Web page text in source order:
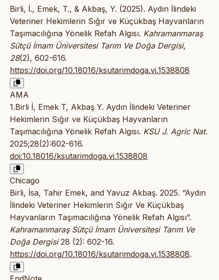
Birli, İ., Emek, T., & Akbaş, Y. (2025). Aydın İlindeki
Veteriner Hekimlerin Sığır ve Küçükbaş Hayvanların
Taşımacılığına Yönelik Refah Algısı. Kahramanmaraş
Sütçü İmam Üniversitesi Tarım Ve Doğa Dergisi,
28(2), 602-616.
https://doi.org/10.18016/ksutarimdoga.vi.1538808
AMA
1.Birli İ, Emek T, Akbaş Y. Aydın İlindeki Veteriner
Hekimlerin Sığır ve Küçükbaş Hayvanların
Taşımacılığına Yönelik Refah Algısı. KSU J. Agric Nat.
2025;28(2):602-616.
doi:10.18016/ksutarimdoga.vi.1538808
Chicago
Birli, İsa, Tahir Emek, and Yavuz Akbaş. 2025. “Aydın
İlindeki Veteriner Hekimlerin Sığır Ve Küçükbaş
Hayvanların Taşımacılığına Yönelik Refah Algısı”.
Kahramanmaraş Sütçü İmam Üniversitesi Tarım Ve
Doğa Dergisi28 (2): 602-16.
https://doi.org/10.18016/ksutarimdoga.vi.1538808.